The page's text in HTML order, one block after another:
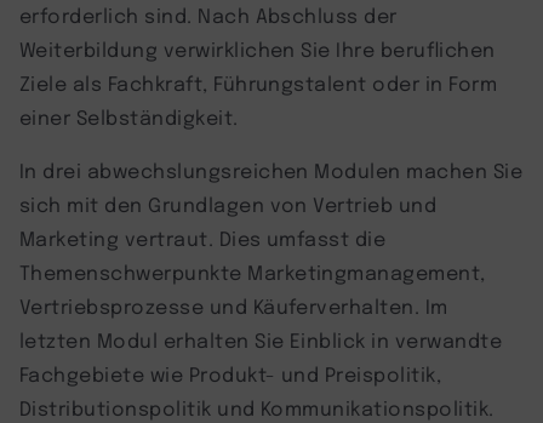
erforderlich sind. Nach Abschluss der
Weiterbildung verwirklichen Sie Ihre beruflichen
Ziele als Fachkraft, Führungstalent oder in Form
einer Selbständigkeit.
In drei abwechslungsreichen Modulen machen Sie
sich mit den Grundlagen von Vertrieb und
Marketing vertraut. Dies umfasst die
Themenschwerpunkte Marketingmanagement,
Vertriebsprozesse und Käuferverhalten. Im
letzten Modul erhalten Sie Einblick in verwandte
Fachgebiete wie Produkt- und Preispolitik,
Distributionspolitik und Kommunikationspolitik.